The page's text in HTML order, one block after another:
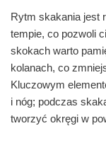
Rytm skakania jest
tempie, co pozwoli
skokach warto
kolanach, co
Kluczowym
i nóg; podczas
tworzyć okręgi w